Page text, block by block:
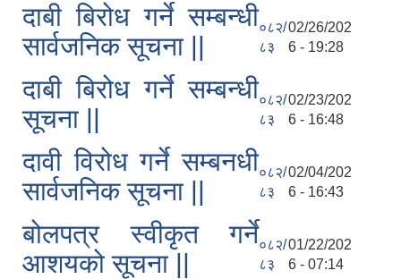
दाबी बिरोध गर्ने सम्बन्धी
सार्वजनिक सूचना ||
०८२/
८३
02/26/202
6 - 19:28
दाबी बिरोध गर्ने सम्बन्धी
सूचना ||
०८२/
८३
02/23/202
6 - 16:48
दावी विरोध गर्ने सम्बनधी
सार्वजनिक सूचना ||
०८२/
८३
02/04/202
6 - 16:43
बोलपत्र स्वीकृत गर्ने
आशयको सूचना ||
०८२/
८३
01/22/202
6 - 07:14